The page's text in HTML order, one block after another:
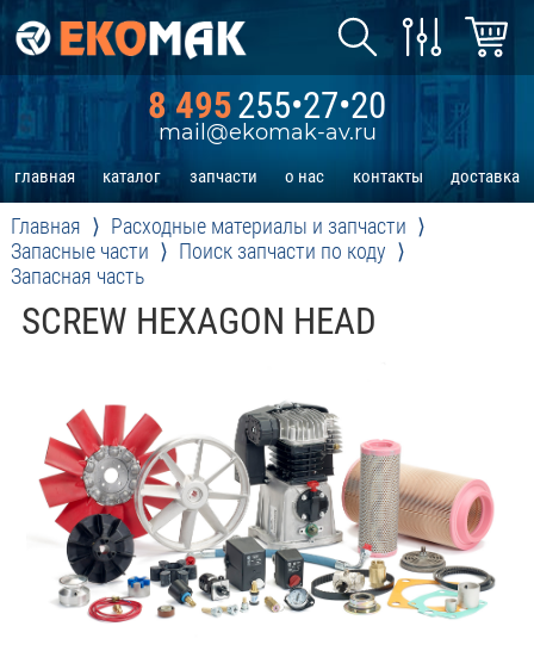
8 495255•27•20
mail@ekomak-av.ru
главная каталог запчасти о нас контакты доставка
Главная
Расходные материалы и запчасти
Запасные части
Поиск запчасти по коду
Запасная часть
SCREW HEXAGON HEAD